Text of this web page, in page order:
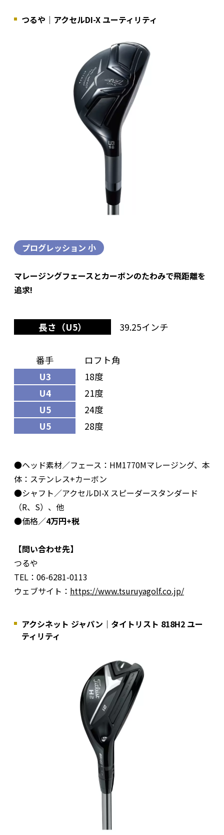
つるや｜アクセルDI-X ユーティリティ
プログレッション 小
マレージングフェースとカーボンのたわみで飛距離を
追求!
長さ（U5） 39.25インチ
番手
ロフト角
U3
18度
U4
21度
U5
24度
U5
28度
●ヘッド素材／フェース：HM1770Mマレージング、本
体：ステンレス+カーボン
●シャフト／アクセルDI-X スピーダースタンダード
（R、S）、他
●価格／4万円+税
【問い合わせ先】
つるや
TEL：06-6281-0113
ウェブサイト： https://www.tsuruyagolf.co.jp/
アクシネット ジャパン｜タイトリスト 818H2 ユー
ティリティ